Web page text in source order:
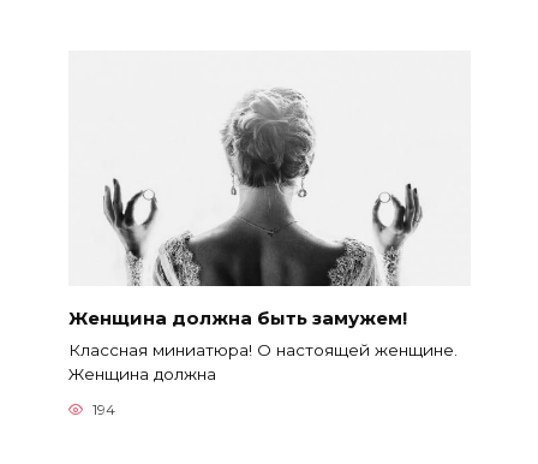
Женщина должна быть замужем!
Классная миниатюра! О настоящей женщине.
Женщина должна
194